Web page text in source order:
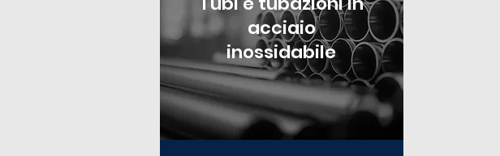
acciaio
inossidabile